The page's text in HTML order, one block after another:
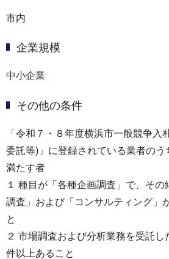
市内
企業規模
中小企業
その他の条件
「令和７・８年度横浜市一般競争入
委託等)」に登録されている業者のう
満たす者
１ 種目が「各種企画調査」で、そ
調査」および「コンサルティング」
と
２ 市場調査および分析業務を受託
件以上あること